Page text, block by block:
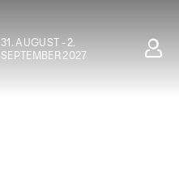
31. AUGUST - 2.
SEPTEMBER 2027